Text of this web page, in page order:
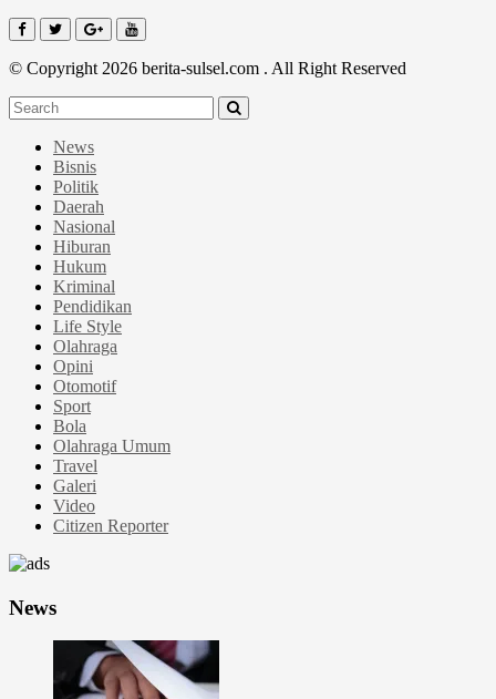
© Copyright 2026 berita-sulsel.com . All Right Reserved
News
Bisnis
Politik
Daerah
Nasional
Hiburan
Hukum
Kriminal
Pendidikan
Life Style
Olahraga
Opini
Otomotif
Sport
Bola
Olahraga Umum
Travel
Galeri
Video
Citizen Reporter
News